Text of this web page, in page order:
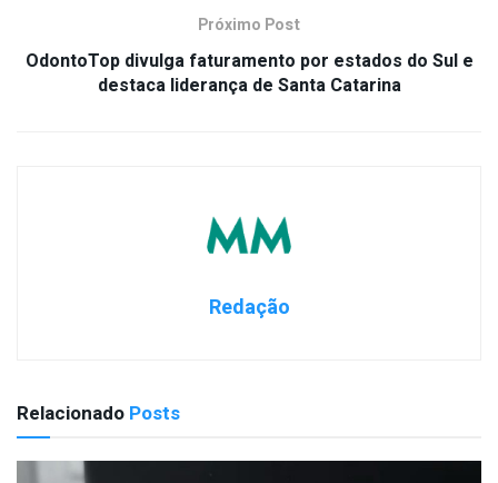
Próximo Post
OdontoTop divulga faturamento por estados do Sul e
destaca liderança de Santa Catarina
Redação
Relacionado Posts